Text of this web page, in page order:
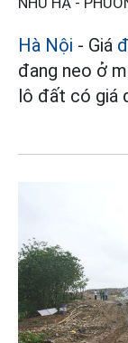
Hà Nội - Giá
đang neo ở
lô đất có giá